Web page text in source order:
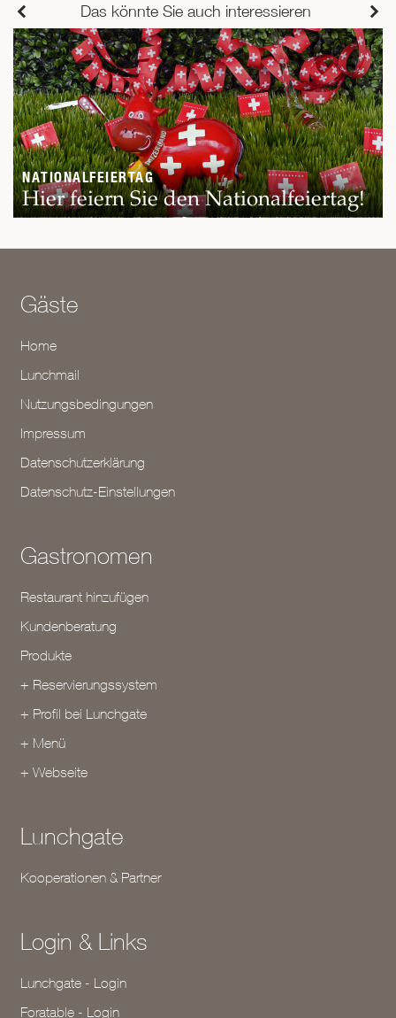
Das könnte Sie auch interessieren
NATIONALFEIERTAG
Hier feiern Sie den Nationalfeiertag!
Gäste
Home
Lunchmail
Nutzungsbedingungen
Impressum
Datenschutzerklärung
Datenschutz-Einstellungen
Gastronomen
Restaurant hinzufügen
Kundenberatung
Produkte
+ Reservierungssystem
+ Profil bei Lunchgate
+ Menü
+ Webseite
Lunchgate
Kooperationen & Partner
Login & Links
Lunchgate - Login
Foratable - Login